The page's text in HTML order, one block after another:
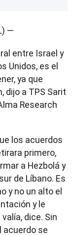
—
entre Israel y
Unidos, es el
ya que
dijo a TPS Sarit
Research
los acuerdos
primero,
a Hezbolá y
de Líbano. Es
y no un alto el
y le
dice. Sin
acuerdo se